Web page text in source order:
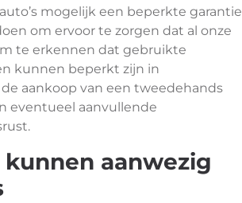
mogelijk een beperkte garantie
om ervoor te zorgen dat al onze
te erkennen dat gebruikte
kunnen beperkt zijn in
aankoop van een tweedehands
eventueel aanvullende
aanwezig